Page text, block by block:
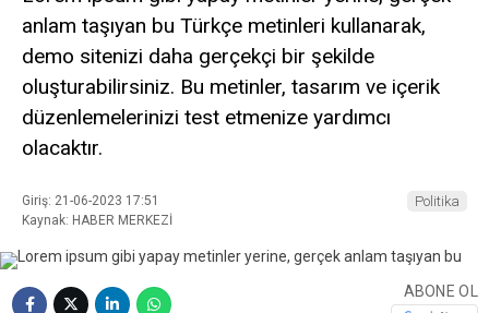
anlam taşıyan bu Türkçe metinleri kullanarak,
demo sitenizi daha gerçekçi bir şekilde
oluşturabilirsiniz. Bu metinler, tasarım ve içerik
düzenlemelerinizi test etmenize yardımcı
olacaktır.
Giriş: 21-06-2023 17:51
Kaynak: HABER MERKEZİ
Politika
ABONE OL